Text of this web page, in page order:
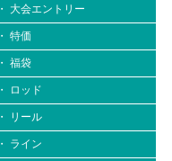
・ 大会エントリー
・ 特価
・ 福袋
・ ロッド
・ リール
・ ライン